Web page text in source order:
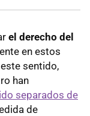
el derecho del
en estos
sentido,
han
separados de
de